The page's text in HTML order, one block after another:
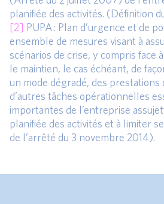
planifiée des activités. (Définition
[2] PUPA : Plan d’urgence et de
ensemble de mesures visant à
scénarios de crise, y compris face
le maintien, le cas échéant, de
un mode dégradé, des prestations
d’autres tâches opérationnelles
importantes de l’entreprise
planifiée des activités et à limiter
de l’arrêté du 3 novembre 2014).